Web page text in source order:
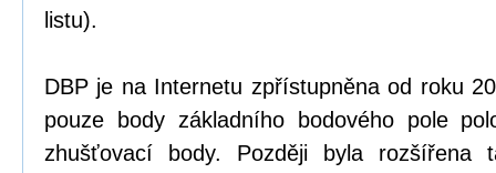
listu).
DBP je na Internetu zpřístupněna od roku
pouze body základního bodového pole
zhušťovací body. Později byla rozšířena